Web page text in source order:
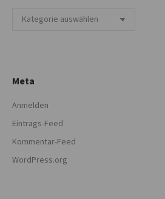
Kategorien
Meta
Anmelden
Eintrags-Feed
Kommentar-Feed
WordPress.org